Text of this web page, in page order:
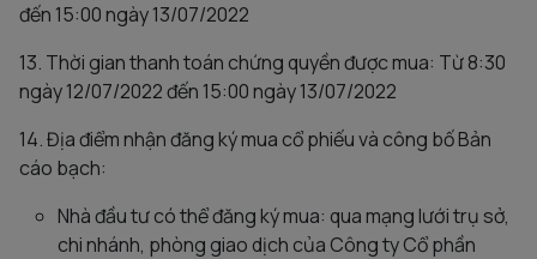
đến 15:00 ngày 13/07/2022
13. Thời gian thanh toán chứng quyền được mua: Từ 8:30
ngày 12/07/2022 đến 15:00 ngày 13/07/2022
14. Địa điểm nhận đăng ký mua cổ phiếu và công bố Bản
cáo bạch:
Nhà đầu tư có thể đăng ký mua: qua mạng lưới trụ sở,
chi nhánh, phòng giao dịch của Công ty Cổ phần